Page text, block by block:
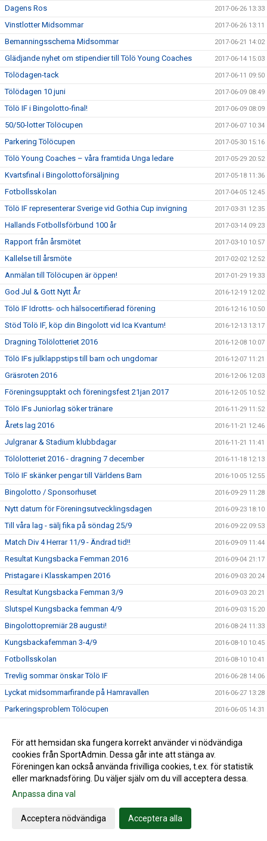
Dagens Ros 2017-06-26 13:33
Vinstlotter Midsommar 2017-06-26 13:11
Bemanningsschema Midsommar 2017-06-21 14:02
Glädjande nyhet om stipendier till Tölö Young Coaches 2017-06-14 15:03
Tölödagen-tack 2017-06-11 09:50
Tölödagen 10 juni 2017-06-09 08:49
Tölö IF i Bingolotto-final! 2017-06-09 08:09
50/50-lotter Tölöcupen 2017-06-07 10:34
Parkering Tölöcupen 2017-05-30 15:16
Tölö Young Coaches – våra framtida Unga ledare 2017-05-29 20:52
Kvartsfinal i Bingolottoförsäljning 2017-05-18 11:36
Fotbollsskolan 2017-04-05 12:45
Tölö IF representerar Sverige vid Gothia Cup invigning 2017-03-31 12:35
Hallands Fotbollsförbund 100 år 2017-03-14 09:23
Rapport från årsmötet 2017-03-10 10:57
Kallelse till årsmöte 2017-02-02 12:52
Anmälan till Tölöcupen är öppen! 2017-01-29 19:33
God Jul & Gott Nytt År 2016-12-19 12:02
Tölö IF Idrotts- och hälsocertifierad förening 2016-12-16 10:50
Stöd Tölö IF, köp din Bingolott vid Ica Kvantum! 2016-12-13 13:17
Dragning Tölölotteriet 2016 2016-12-08 10:07
Tölö IFs julklappstips till barn och ungdomar 2016-12-07 11:21
Gräsroten 2016 2016-12-06 12:03
Föreningsupptakt och föreningsfest 21jan 2017 2016-12-05 10:52
Tölö IFs Juniorlag söker tränare 2016-11-29 11:52
Årets lag 2016 2016-11-21 12:46
Julgranar & Stadium klubbdagar 2016-11-21 11:41
Tölölotteriet 2016 - dragning 7 december 2016-11-18 12:13
Tölö IF skänker pengar till Världens Barn 2016-10-05 12:55
Bingolotto / Sponsorhuset 2016-09-29 11:28
Nytt datum för Föreningsutvecklingsdagen 2016-09-23 18:10
Till våra lag - sälj fika på söndag 25/9 2016-09-22 09:53
Match Div 4 Herrar 11/9 - Ändrad tid!! 2016-09-09 11:44
Resultat Kungsbacka Femman 2016 2016-09-04 21:17
Pristagare i Klasskampen 2016 2016-09-03 20:24
Resultat Kungsbacka Femman 3/9 2016-09-03 20:21
Slutspel Kungsbacka femman 4/9 2016-09-03 15:20
Bingolottopremiär 28 augusti! 2016-08-24 11:33
Kungsbackafemman 3-4/9 2016-08-10 10:45
Fotbollsskolan 2016-08-10 10:41
Trevlig sommar önskar Tölö IF 2016-06-28 14:06
Lyckat midsommarfirande på Hamravallen 2016-06-27 13:28
Parkeringsproblem Tölöcupen 2016-06-05 14:31
Handla på Sponsorhuset - både du och Tölö IF tjänar på
det!
2016-05-03 07:50
F19 match på Hamravallen nu på måndag 2/5 kl. 19.00 2016-04-29 17:28
Tölö IF i kvartsfinal i bingolottsförsäljning
Anmälan Tölöcupen
Spelstart på Hamravallen
För att hemsidan ska fungera korrekt använder vi nödvändiga
cookies från SportAdmin. Dessa går inte att stänga av.
Föreningen kan också använda frivilliga cookies, t.ex. för statistik
eller marknadsföring. Du väljer själv om du vill acceptera dessa.
Anpassa dina val
Acceptera nödvändiga Acceptera alla